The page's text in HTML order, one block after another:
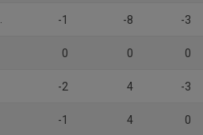
-1 -8 -3
0 0 0
-2 4 -3
-1 4 0